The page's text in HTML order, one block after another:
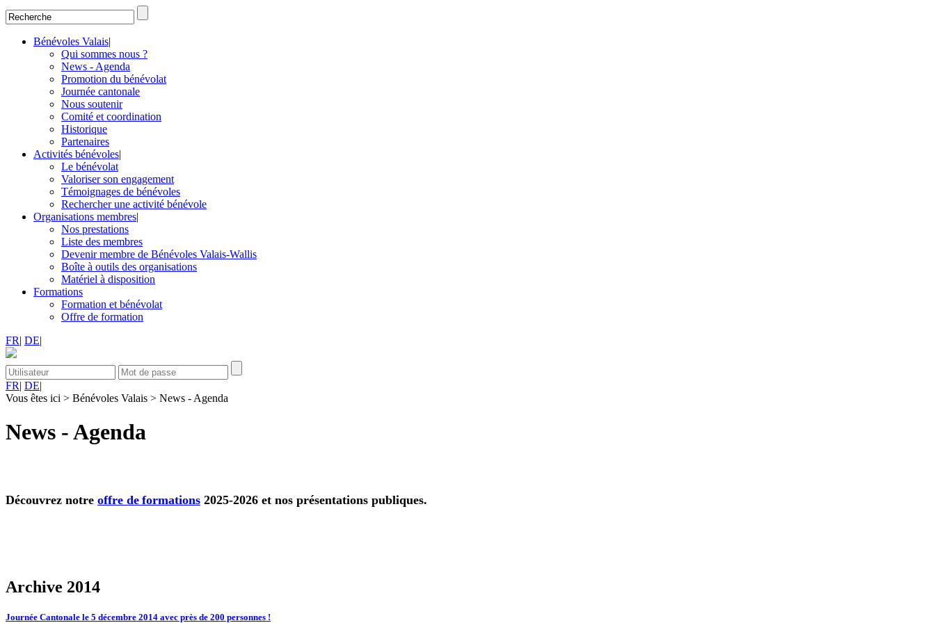
Bénévoles Valais|
Qui sommes nous ?
News - Agenda
Promotion du bénévolat
Journée cantonale
Nous soutenir
Comité et coordination
Historique
Partenaires
Activités bénévoles|
Le bénévolat
Valoriser son engagement
Témoignages de bénévoles
Rechercher une activité bénévole
Organisations membres|
Nos prestations
Liste des membres
Devenir membre de Bénévoles Valais-Wallis
Boîte à outils des organisations
Matériel à disposition
Formations
Formation et bénévolat
Offre de formation
FR| DE|
FR| DE|
Vous êtes ici > Bénévoles Valais > News - Agenda
News - Agenda
Découvrez notre offre de formations 2025-2026 et nos présentations publiques.
Archive 2014
Journée Cantonale le 5 décembre 2014 avec près de 200 personnes !